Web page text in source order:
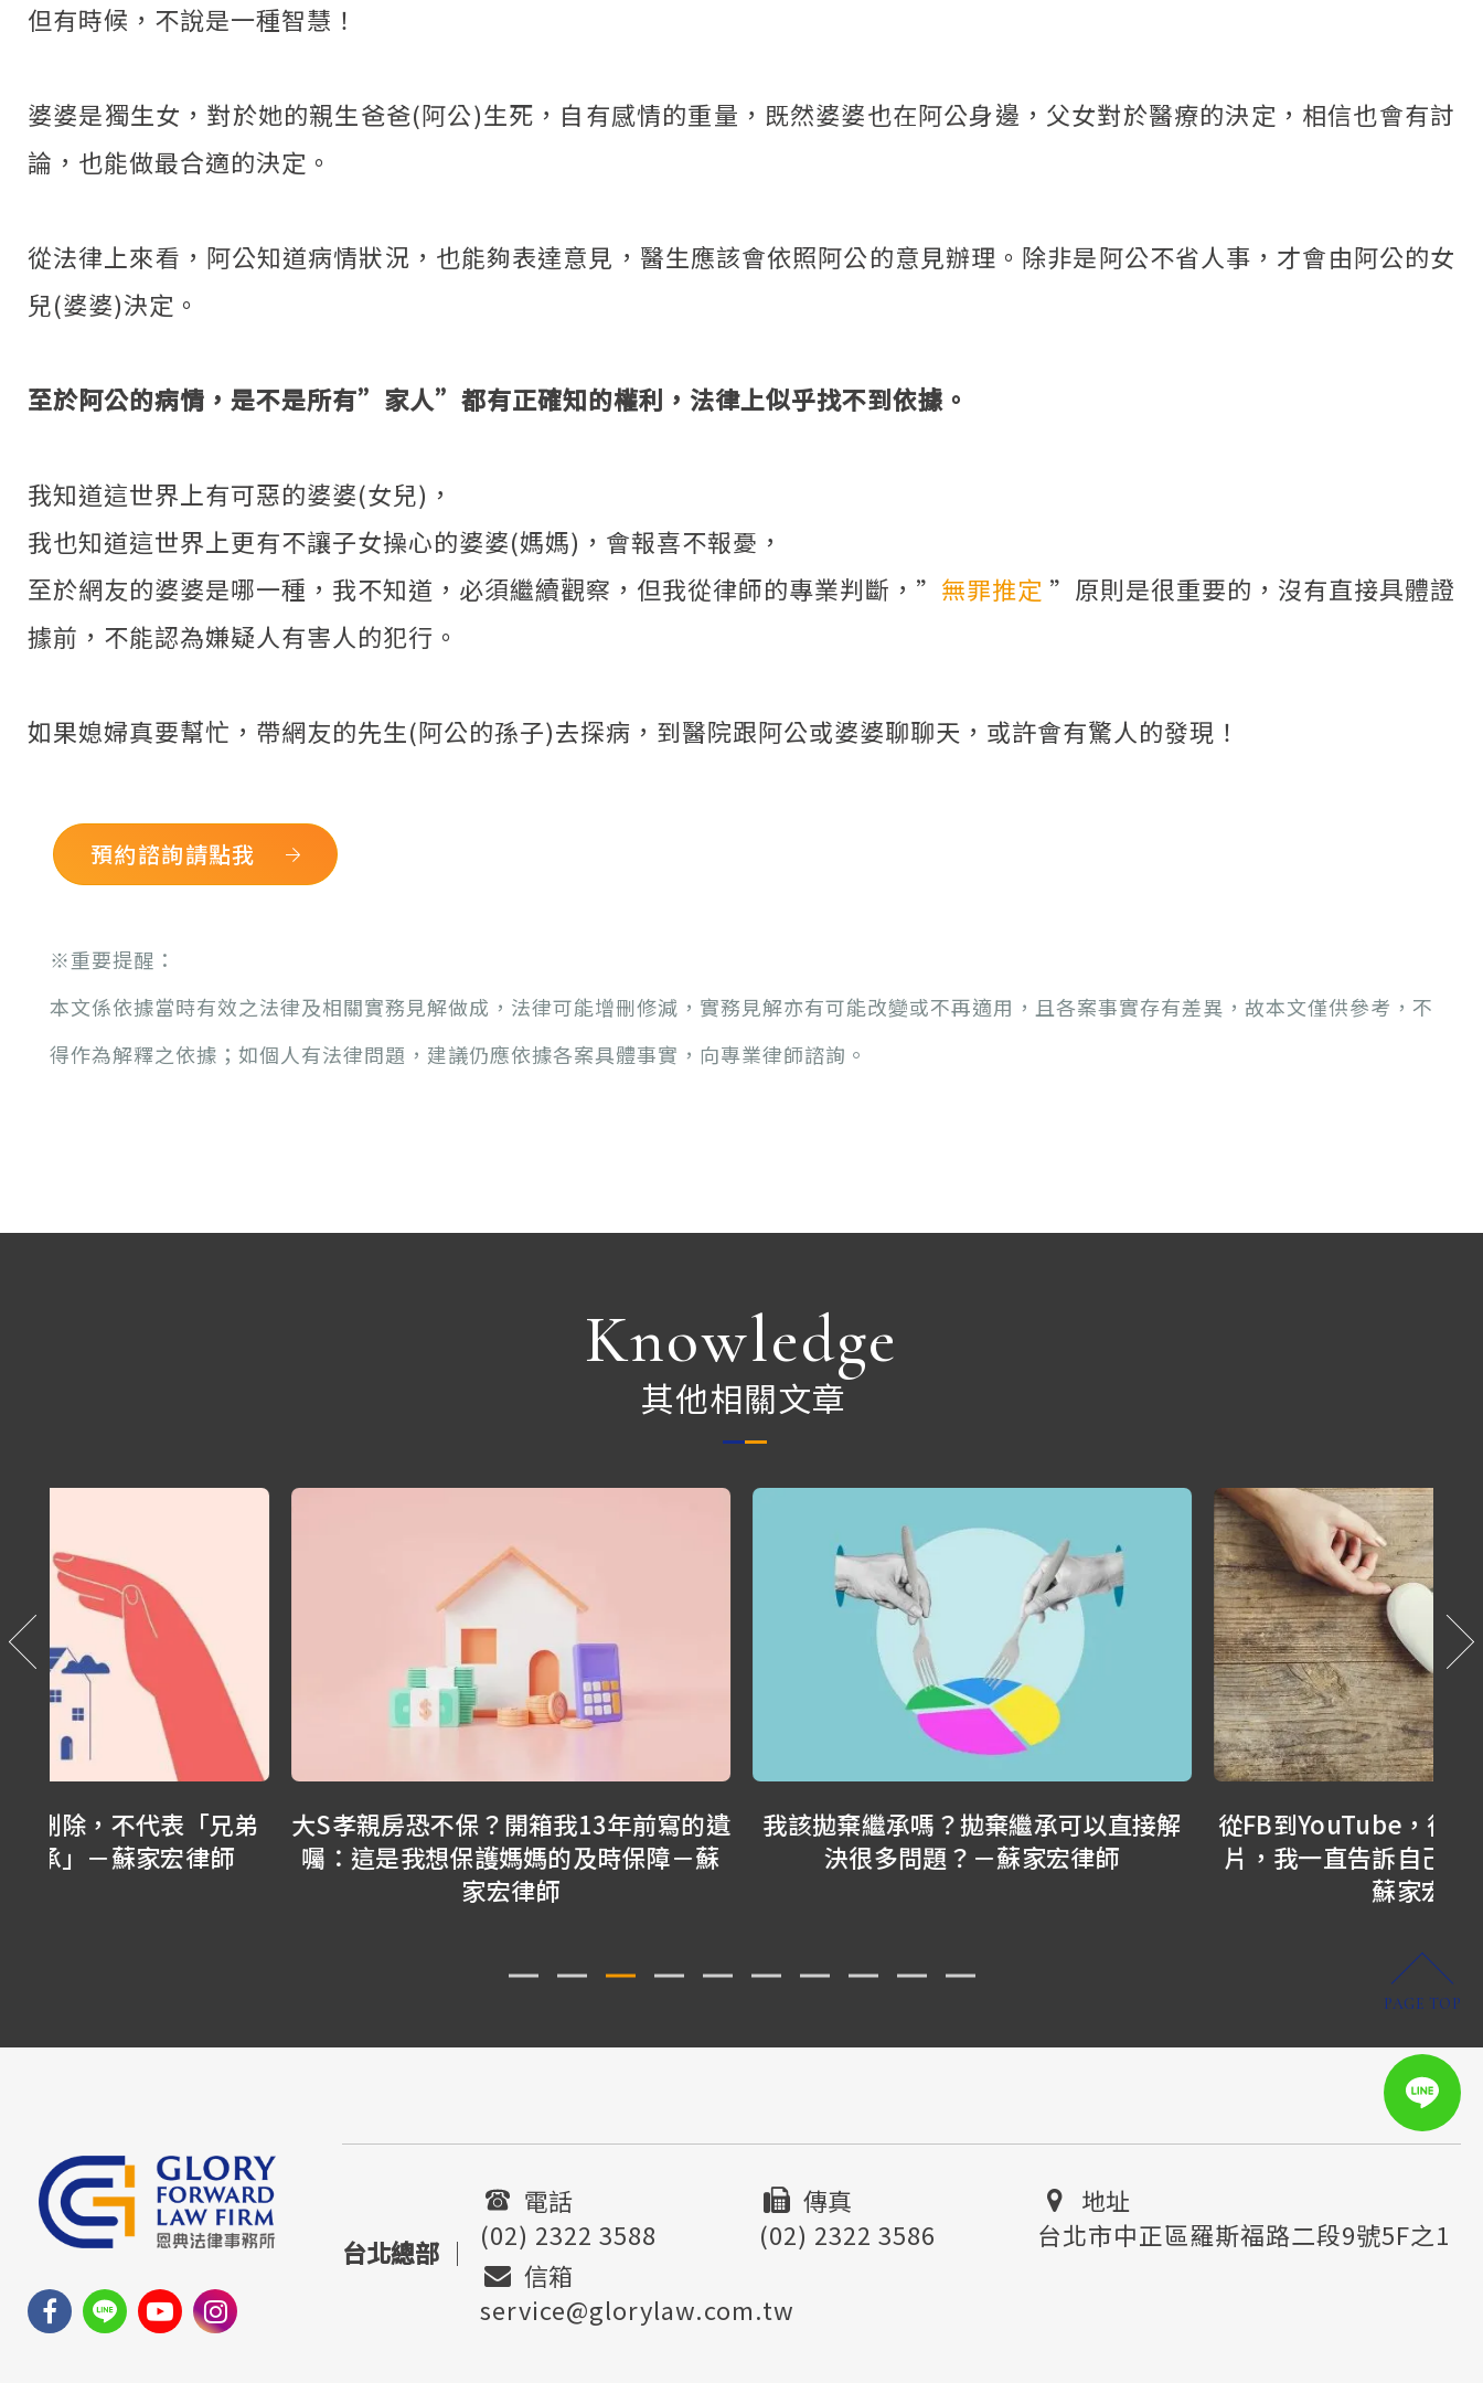
但有時候，不說是一種智慧！
婆婆是獨生女，對於她的親生爸爸(阿公)生死，自有感情的重量，既然婆婆也在阿公身邊，父女對於醫療的決定，相信也會有討
論，也能做最合適的決定。
從法律上來看，阿公知道病情狀況，也能夠表達意見，醫生應該會依照阿公的意見辦理。除非是阿公不省人事，才會由阿公的女
兒(婆婆)決定。
至於阿公的病情，是不是所有”家人”都有正確知的權利，法律上似乎找不到依據。
我知道這世界上有可惡的婆婆(女兒)，
我也知道這世界上更有不讓子女操心的婆婆(媽媽)，會報喜不報憂，
至於網友的婆婆是哪一種，我不知道，必須繼續觀察，但我從律師的專業判斷，” 無罪推定 ”原則是很重要的，沒有直接具體證
據前，不能認為嫌疑人有害人的犯行。
如果媳婦真要幫忙，帶網友的先生(阿公的孫子)去探病，到醫院跟阿公或婆婆聊聊天，或許會有驚人的發現！
預約諮詢請點我
※重要提醒：
本文係依據當時有效之法律及相關實務見解做成，法律可能增刪修減，實務見解亦有可能改變或不再適用，且各案事實存有差異，故本文僅供參考，不
得作為解釋之依據；如個人有法律問題，建議仍應依據各案具體事實，向專業律師諮詢。
Knowledge
其他相關文章
大S孝親房恐不保？開箱我13年前寫的遺
囑：這是我想保護媽媽的及時保障－蘇
我該拋棄繼承嗎？拋棄繼承可以直接解
決很多問題？－蘇家宏律師
從FB到YouTube，從文字、寫書到拍影
片，我一直告訴自己，不能停下來！－
台北總部 ｜
地址
台北市中正區羅斯福路二段9號5F之1
電話
(02) 2322 3588
傳真
(02) 2322 3586
信箱
service@glorylaw.com.tw
PAGE TOP